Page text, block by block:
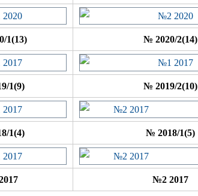
1(13) № 2020/2(14)
1(9) № 2019/2(10)
1(4) № 2018/1(5)
№2 2017